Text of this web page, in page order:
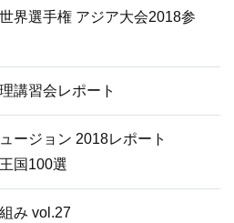
界選手権 アジア大会2018参
講習会レポート
ージョン 2018レポート
国100選
み vol.27